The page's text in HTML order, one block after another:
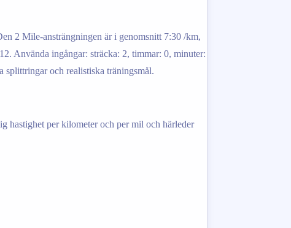
2 Mile-ansträngningen är i genomsnitt 7:30 /km,
Använda ingångar: sträcka: 2, timmar: 0, minuter:
splittringar och realistiska träningsmål.
hastighet per kilometer och per mil och härleder